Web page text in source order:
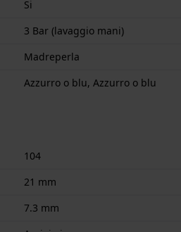
Si
3 Bar (lavaggio mani)
Madreperla
Azzurro o blu, Azzurro o blu
104
21 mm
7.3 mm